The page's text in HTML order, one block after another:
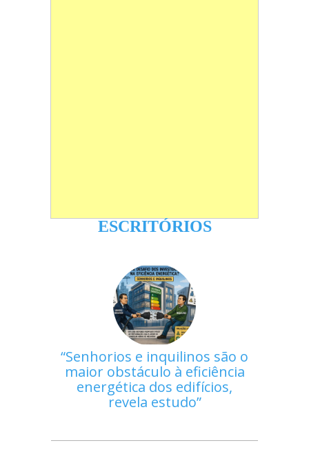
ESCRITÓRIOS
Senhorios e inquilinos são o
maior obstáculo à eficiência
energética dos edifícios,
revela estudo